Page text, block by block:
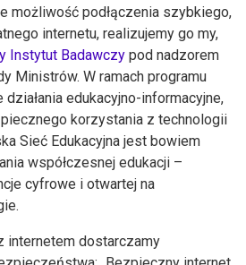
możliwość podłączenia szybkiego,
internetu, realizujemy go my,
Instytut Badawczy pod nadzorem
Ministrów. W ramach programu
edukacyjno-informacyjne,
korzystania z technologii
Sieć Edukacyjna jest bowiem
współczesnej edukacji –
cyfrowe i otwartej na
internetem dostarczamy